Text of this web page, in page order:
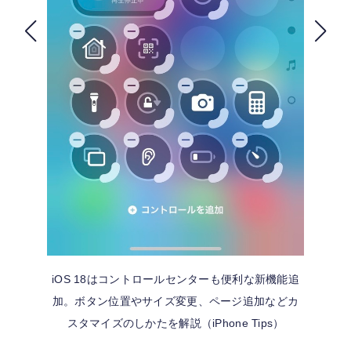
iOS 18はコントロールセンターも便利な新機能追
加。ボタン位置やサイズ変更、ページ追加などカ
スタマイズのしかたを解説（iPhone Tips）